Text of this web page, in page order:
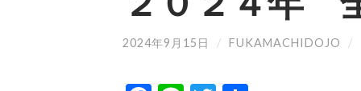
2024年9月15日 / FUKAMACHIDOJO /